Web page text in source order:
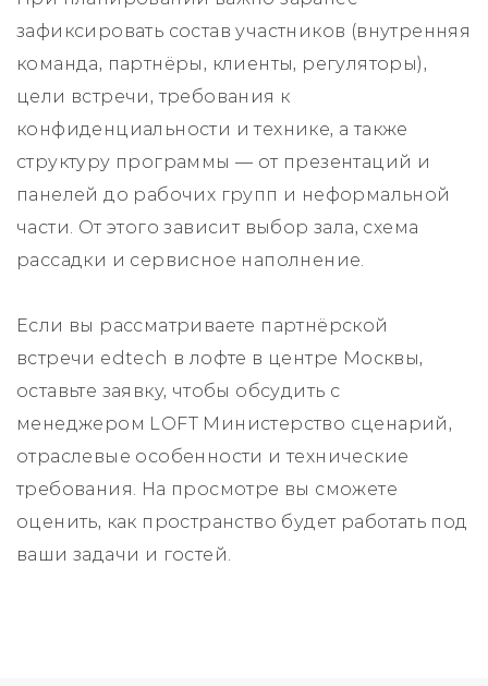
зафиксировать состав участников (внутренняя
команда, партнёры, клиенты, регуляторы),
цели встречи, требования к
конфиденциальности и технике, а также
структуру программы — от презентаций и
панелей до рабочих групп и неформальной
части. От этого зависит выбор зала, схема
рассадки и сервисное наполнение.
Если вы рассматриваете партнёрской
встречи edtech в лофте в центре Москвы,
оставьте заявку, чтобы обсудить с
менеджером LOFT Министерство сценарий,
отраслевые особенности и технические
требования. На просмотре вы сможете
оценить, как пространство будет работать под
ваши задачи и гостей.